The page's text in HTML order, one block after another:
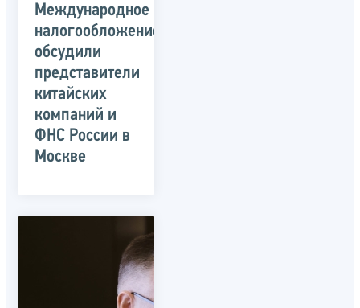
Международное
налогообложение
обсудили
представители
китайских
компаний и
ФНС России в
Москве